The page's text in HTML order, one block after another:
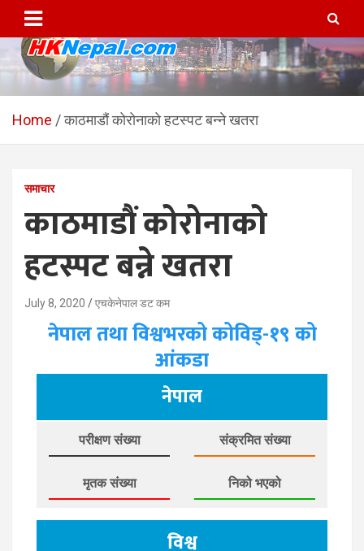
content
HKNepal.com – हङकङबाट
सञ्चालित पहिलो नेपाली अनलाईन
hknepal, hknepal.com, hk nepal, hk nepal com
Home काठमाडौं कोरोनाको हटस्पट बन्ने खतरा
समाचार
काठमाडौं कोरोनाको
हटस्पट बन्ने खतरा
July 8, 2020 एचकेनेपाल डट कम
नेपाल तथा विश्वभरको कोविड्-१९ को
आंकडा
नेपाल
परीक्षण संख्या संक्रमित संख्या
मृतक संख्या निको भएको
विश्व